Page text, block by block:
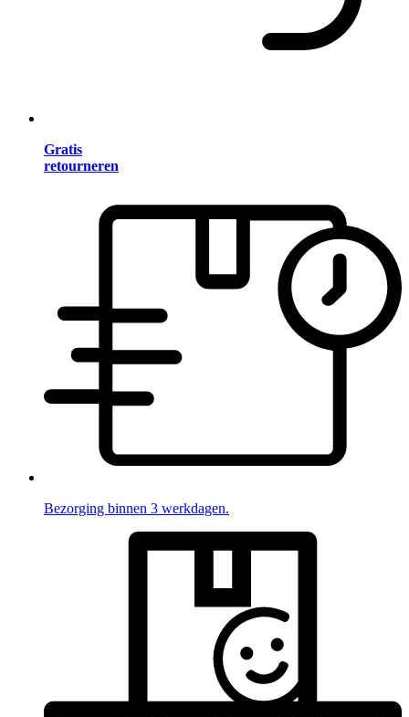
Gratis
retourneren
Bezorging binnen 3 werkdagen.